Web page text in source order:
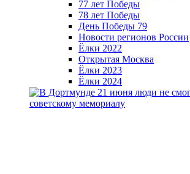
77 лет Победы
78 лет Победы
День Победы 79
Новости регионов России
Ёлки 2022
Открытая Москва
Ёлки 2023
Ёлки 2024